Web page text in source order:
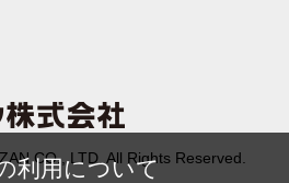
CO., LTD. All Rights Reserved.
利用について